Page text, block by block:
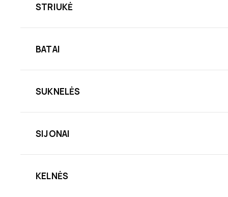
STRIUKĖ
BATAI
SUKNELĖS
SIJONAI
KELNĖS